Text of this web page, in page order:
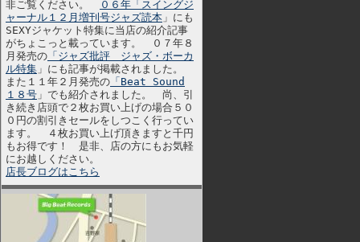
非ご覧ください。
０６年「スイングジ
ャーナル１２月増刊号ジャズ読本 」にも
SEXYジャケット特集に当店の紹介記事
がちょこっと載っています。 ０７年８
月発売の 「ジャズ批評 ジャズ・ボーカ
ル特集 」にも記事が掲載されました。
また１１年２月発売の 「Beat Sound
１８号 」でも紹介されました。 尚、引
き続き店頭で２枚お買い上げの場合５０
０円の割引きセールをしつこく行ってい
ます。 ４枚お買い上げ頂きますと千円
もお得です！ 是非、店の方にもお気軽
にお越しください。
店長ブログはこちら